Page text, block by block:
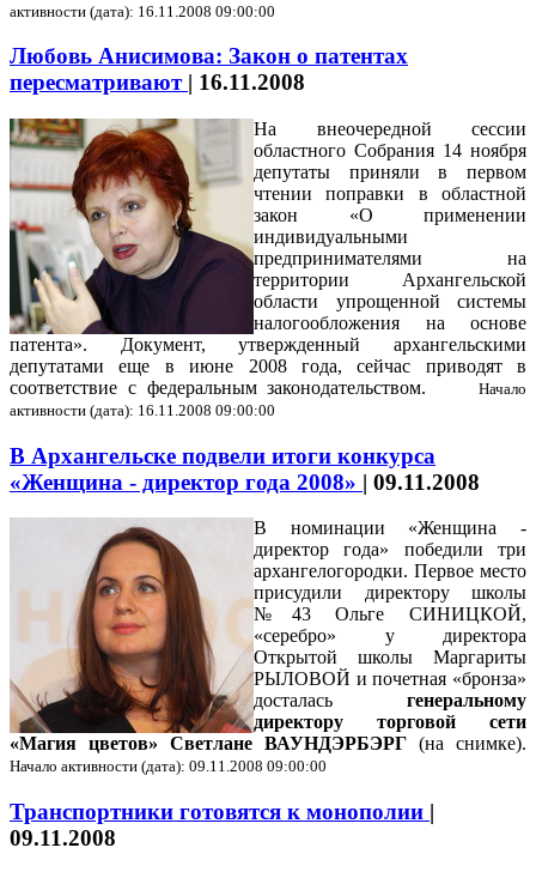
активности (дата): 16.11.2008 09:00:00
Любовь Анисимова: Закон о патентах
пересматривают | 16.11.2008
На внеочередной сессии
областного Собрания 14 ноября
депутаты приняли в первом
чтении поправки в областной
закон «О применении
индивидуальными
предпринимателями на
территории Архангельской
области упрощенной системы
налогообложения на основе
патента». Документ, утвержденный архангельскими
депутатами еще в июне 2008 года, сейчас приводят в
соответствие с федеральным законодательством. Начало
активности (дата): 16.11.2008 09:00:00
В Архангельске подвели итоги конкурса
«Женщина - директор года 2008» | 09.11.2008
В номинации «Женщина -
директор года» победили три
архангелогородки. Первое место
присудили директору школы
№43 Ольге СИНИЦКОЙ,
«серебро» у директора
Открытой школы Маргариты
РЫЛОВОЙ и почетная «бронза»
досталась генеральному
директору торговой сети
«Магия цветов» Светлане ВАУНДЭРБЭРГ (на снимке).
Начало активности (дата): 09.11.2008 09:00:00
Транспортники готовятся к монополии |
09.11.2008